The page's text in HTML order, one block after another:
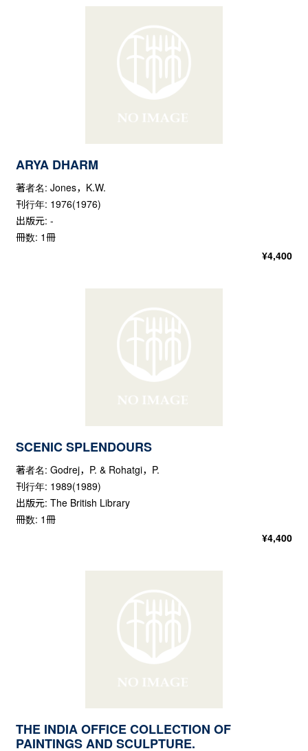
ARYA DHARM
著者名: Jones，K.W.
刊行年: 1976(1976)
出版元: -
冊数: 1冊
¥4,400
SCENIC SPLENDOURS
著者名: Godrej，P. & Rohatgi，P.
刊行年: 1989(1989)
出版元: The British Library
冊数: 1冊
¥4,400
THE INDIA OFFICE COLLECTION OF
PAINTINGS AND SCULPTURE.